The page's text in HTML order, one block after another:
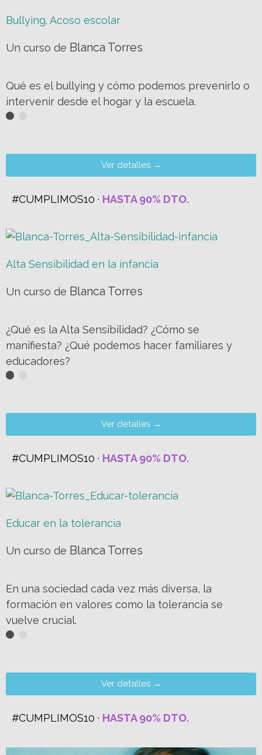
Bullying. Acoso escolar
Un curso de Blanca Torres
Qué es el bullying y cómo podemos prevenirlo o
intervenir desde el hogar y la escuela.
Ver detalles →
#CUMPLIMOS10 · HASTA 90% DTO.
Alta Sensibilidad en la infancia
Un curso de Blanca Torres
¿Qué es la Alta Sensibilidad? ¿Cómo se
manifiesta? ¿Qué podemos hacer familiares y
educadores?
Ver detalles →
#CUMPLIMOS10 · HASTA 90% DTO.
Educar en la tolerancia
Un curso de Blanca Torres
En una sociedad cada vez más diversa, la
formación en valores como la tolerancia se
vuelve crucial.
Ver detalles →
#CUMPLIMOS10 · HASTA 90% DTO.